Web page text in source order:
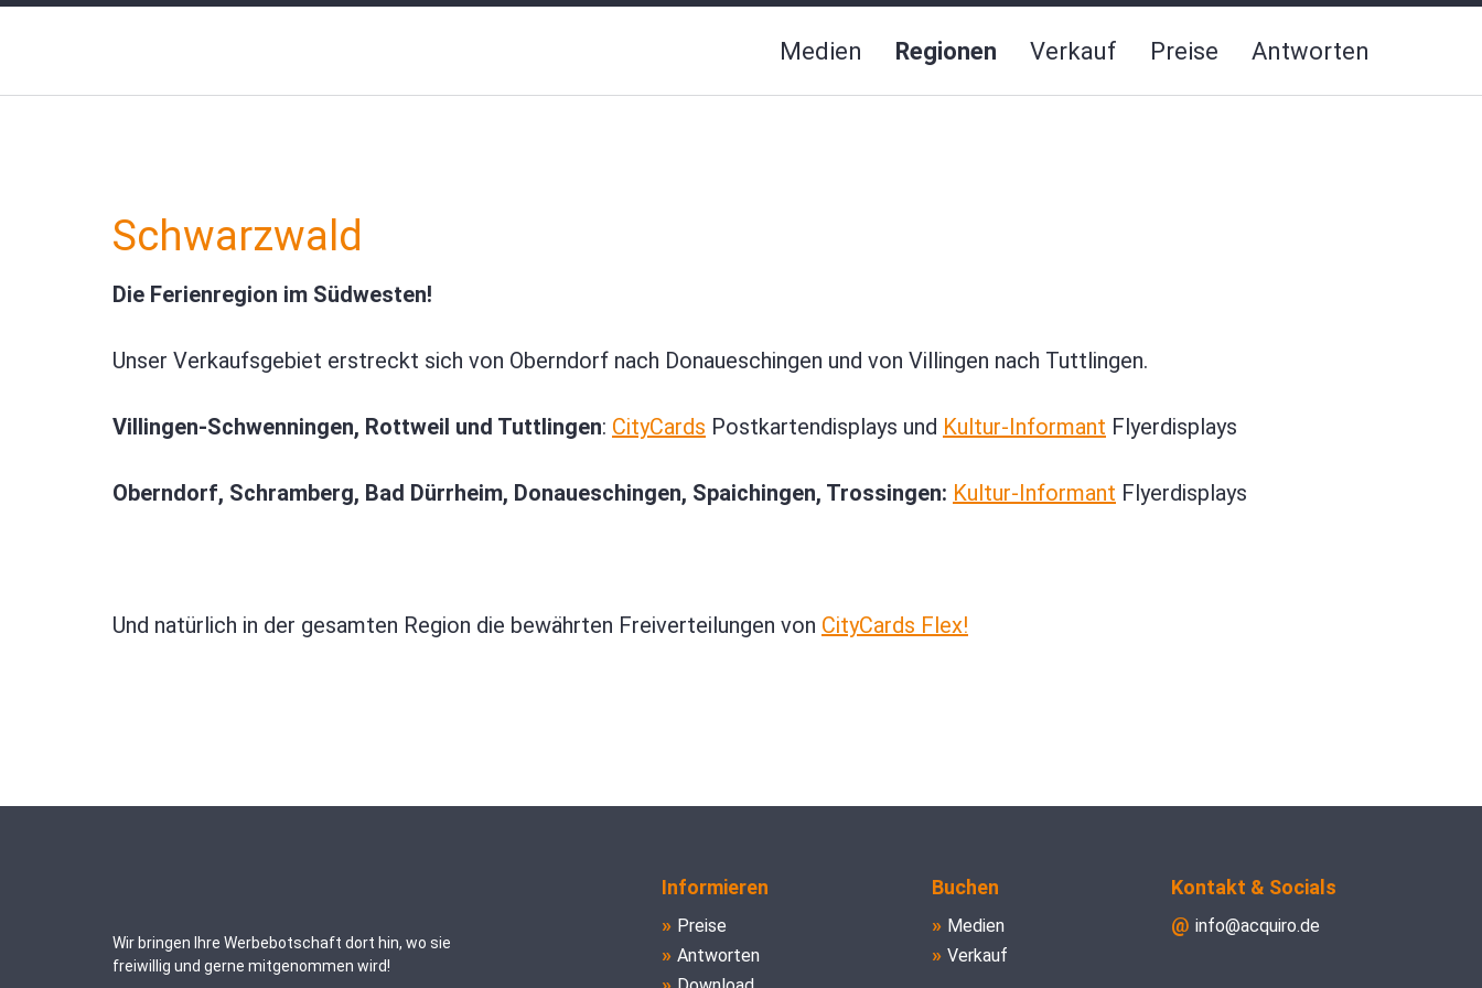
Medien Regionen Verkauf Preise Antworten
Schwarzwald
Die Ferienregion im Südwesten!
Unser Verkaufsgebiet erstreckt sich von Oberndorf nach Donaueschingen und von Villingen nach Tuttlingen.
Villingen-Schwenningen, Rottweil und Tuttlingen: CityCards Postkartendisplays und Kultur-Informant Flyerdisplays
Oberndorf, Schramberg, Bad Dürrheim, Donaueschingen, Spaichingen, Trossingen: Kultur-Informant Flyerdisplays
Und natürlich in der gesamten Region die bewährten Freiverteilungen von CityCards Flex!
Wir bringen Ihre Werbebotschaft dort hin, wo sie
freiwillig und gerne mitgenommen wird!
Informieren
Preise
Antworten
Buchen
Medien
Verkauf
Kontakt & Socials
info@acquiro.de